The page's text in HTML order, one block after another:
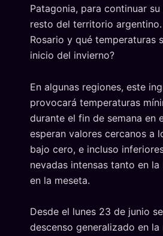
Patagonia, para continuar
resto del territorio argentino.
Rosario y qué temperaturas
inicio del invierno?
En algunas regiones, este
provocará temperaturas
durante el fin de semana en
esperan valores cercanos a
bajo cero, e incluso
nevadas intensas tanto en
en la meseta.
Desde el lunes 23 de junio
descenso generalizado en